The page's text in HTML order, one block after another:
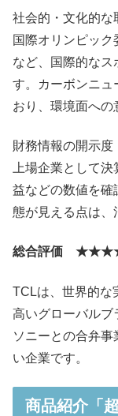
社会的・文化的
国際オリンピッ
など、国際的なス
す。カーボンニュ
おり、環境面への
財務情報の開示
上場企業として
益などの数値を確
態が見える点は、
総合評価 ★★★★
TCLは、世界的な
高いグローバルブ
ソニーとの合弁
い企業です。
商品紹介「